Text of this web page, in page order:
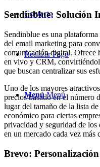
Contacto
Realizar Pago
Menú Menú
Sendinblue: Solución
Sendinblue es una
del email marketing para
comunicación digital. Ofrece
en vivo y CRM,
que buscan centralizar sus
Uno de los mayores
precios basado en el número
lugar del tamaño de la lista
económico para ciertas
privacidad y seguridad de
en un mercado cada vez más
Brevo: